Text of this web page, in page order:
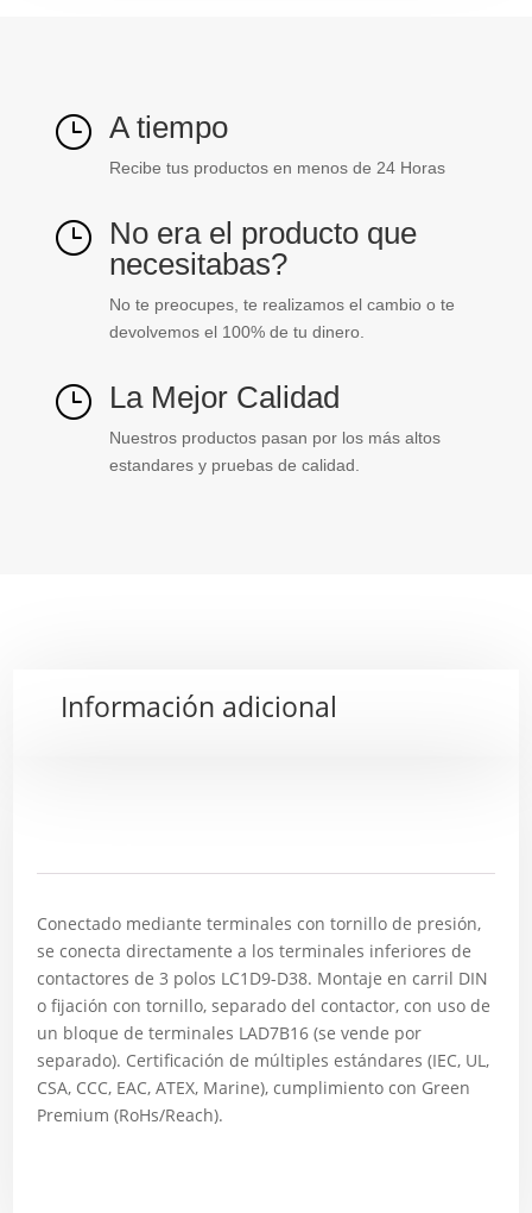
} A tiempo
Recibe tus productos en menos de 24 Horas
} No era el producto que
necesitabas?
No te preocupes, te realizamos el cambio o te
devolvemos el 100% de tu dinero.
} La Mejor Calidad
Nuestros productos pasan por los más altos
estandares y pruebas de calidad.
Información adicional
Conectado mediante terminales con tornillo de presión,
se conecta directamente a los terminales inferiores de
contactores de 3 polos LC1D9-D38. Montaje en carril DIN
o fijación con tornillo, separado del contactor, con uso de
un bloque de terminales LAD7B16 (se vende por
separado). Certificación de múltiples estándares (IEC, UL,
CSA, CCC, EAC, ATEX, Marine), cumplimiento con Green
Premium (RoHs/Reach).